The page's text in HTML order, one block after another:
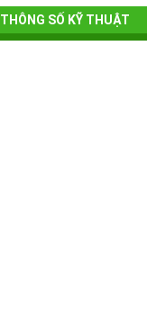
THÔNG SỐ KỸ THUẬT